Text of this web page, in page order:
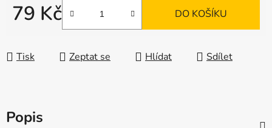
79 Kč
Měrná cena:
DO KOŠÍKU
Tisk Zeptat se Hlídat Sdílet
Popis